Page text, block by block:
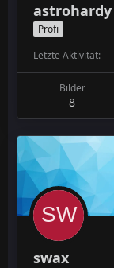
astrohardy
Profi
Letzte Aktivität
Bilder
8
swax